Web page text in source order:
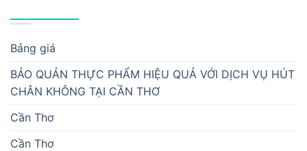
Bảng giá
BẢO QUẢN THỰC PHẨM HIỆU QUẢ VỚI DỊCH VỤ HÚT
CHÂN KHÔNG TẠI CẦN THƠ
Cần Thơ
Cần Thơ